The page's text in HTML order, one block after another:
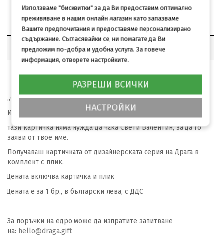
ОПИСАНИЕ
ОТЗИВИ (0)
„Обичаме, когото обичаме... сърцето знае най-добре“
И защото твоето сърце принадлежи само на един човек,
тази картичка няма нужда да чака Свети Валентин, за да го
заяви от твое име.
Получаваш картичката от дизайнерската серия на Драга в
комплект с плик.
Цената включва картичка и плик
Цената е за 1 бр., в български лева, с ДДС
За поръчки на едро може да изпратите запитване
на: hello@draga.gift
Използваме "бисквитки" за да Ви предоставим оптимално
преживяване в нашия онлайн магазин като запазваме
Вашите предпочитания и предоставяме персонализирано
съдържание. Съгласявайки се, ни помагате да Ви
предложим по-добра и удобна услуга. За повече
информация, отворете настройките.
РАЗРЕШИ ВСИЧКИ
НАСТРОЙКИ